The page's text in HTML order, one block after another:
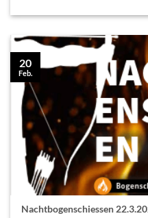
Nachtbogenschiessen
20
Feb.